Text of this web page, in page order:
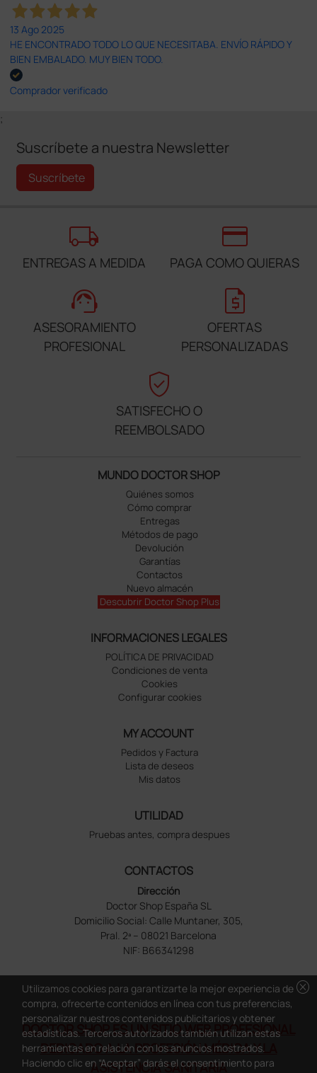
13 Ago 2025
HE ENCONTRADO TODO LO QUE NECESITABA. ENVÍO RÁPIDO Y
BIEN EMBALADO. MUY BIEN TODO.
Comprador verificado
;
Suscríbete a nuestra Newsletter
Suscríbete
local_shipping
ENTREGAS A MEDIDA
credit_card
PAGA COMO QUIERAS
support_agent
ASESORAMIENTO
PROFESIONAL
request_quote
OFERTAS
PERSONALIZADAS
verified_user
SATISFECHO O
REEMBOLSADO
MUNDO DOCTOR SHOP
Quiénes somos
Cómo comprar
Entregas
Métodos de pago
Devolución
Garantías
Contactos
Nuevo almacén
Descubrir Doctor Shop Plus
INFORMACIONES LEGALES
POLÍTICA DE PRIVACIDAD
Condiciones de venta
Cookies
Configurar cookies
MY ACCOUNT
Pedidos y Factura
Lista de deseos
Mis datos
UTILIDAD
Pruebas antes, compra despues
CONTACTOS
Dirección
Doctor Shop España SL
Domicilio Social: Calle Muntaner, 305,
Pral. 2ª – 08021 Barcelona
NIF: B66341298
DOCTOR SHOP ES UN SITIO WEB PROFESIONAL
DEDICADO A LA PROFESIÓN MÉDICA Y LA
ASISTENCIA SANITARIA
cancel
Utilizamos cookies para garantizarte la mejor experiencia de
compra, ofrecerte contenidos en línea con tus preferencias,
personalizar nuestros contenidos publicitarios y obtener
estadísticas. Terceros autorizados también utilizan estas
herramientas en relación con los anuncios mostrados.
Haciendo clic en “Aceptar” darás el consentimiento para